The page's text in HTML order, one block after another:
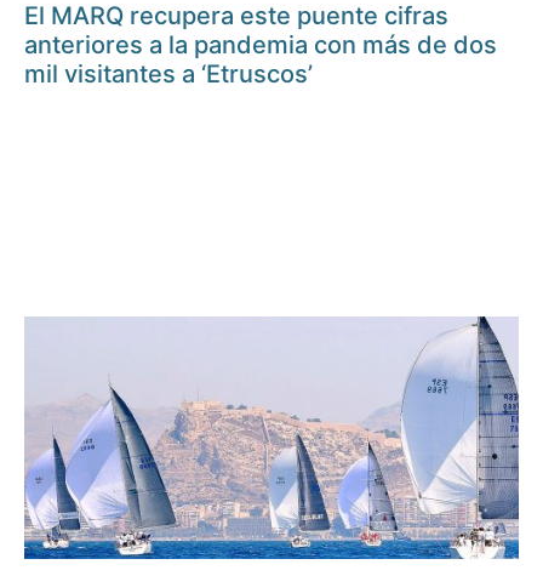
El MARQ recupera este puente cifras
anteriores a la pandemia con más de dos
mil visitantes a ‘Etruscos’